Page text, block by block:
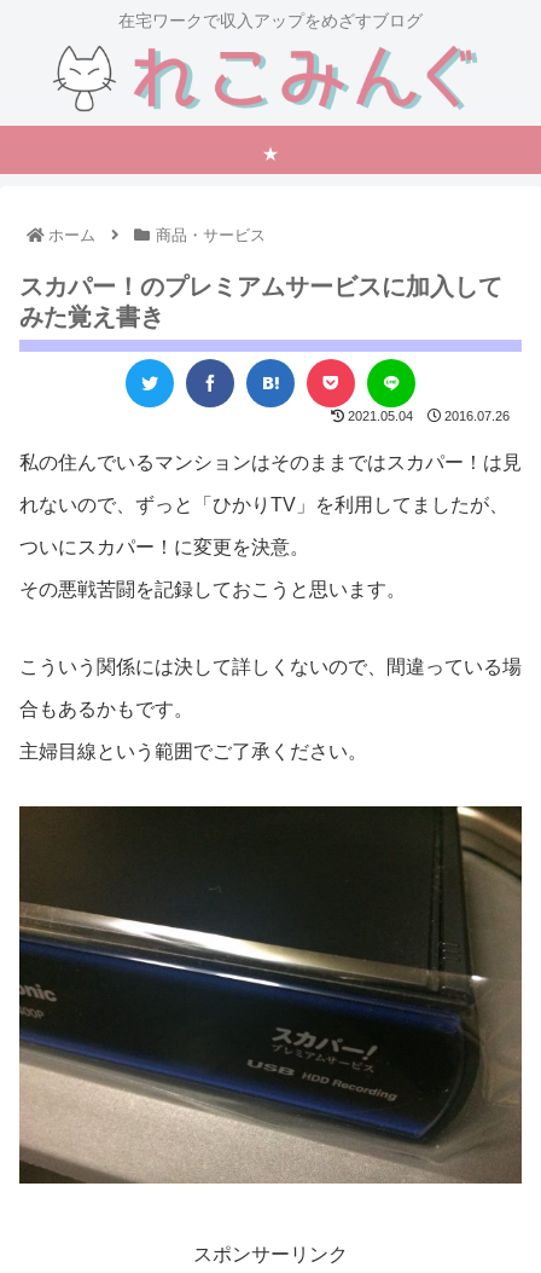
在宅ワークで収入アップをめざすブログ
★
ホーム 商品・サービス
スカパー！のプレミアムサービスに加入して
みた覚え書き
2021.05.04 2016.07.26
私の住んでいるマンションはそのままではスカパー！は見
れないので、ずっと「ひかりTV」を利用してましたが、
ついにスカパー！に変更を決意。
その悪戦苦闘を記録しておこうと思います。
こういう関係には決して詳しくないので、間違っている場
合もあるかもです。
主婦目線という範囲でご了承ください。
スポンサーリンク